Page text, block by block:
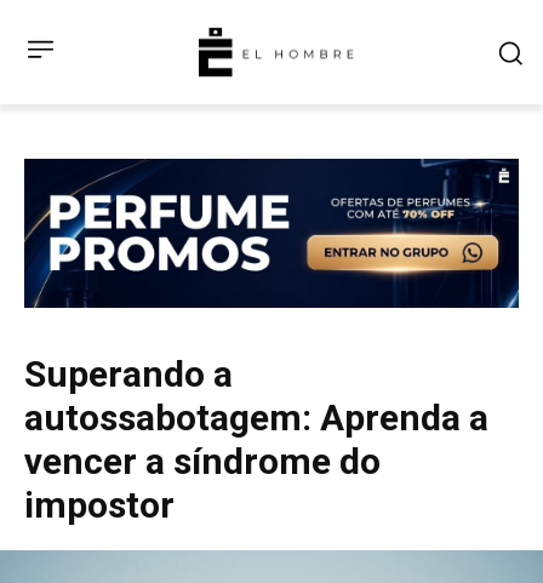
Superando a
autossabotagem: Aprenda a
vencer a síndrome do
impostor